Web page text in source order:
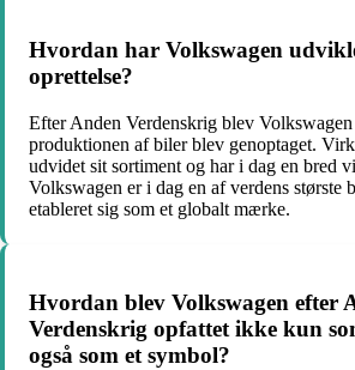
Hvordan har Volkswagen
oprettelse?
Efter Anden Verdenskrig blev
produktionen af ​​biler blev genoptaget.
udvidet sit sortiment og har i dag en bred
Volkswagen er i dag en af verdens største
etableret sig som et globalt mærke.
Hvordan blev Volkswagen efter
Verdenskrig opfattet ikke kun
også som et symbol?